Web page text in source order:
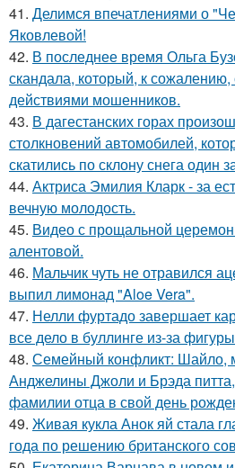
41. Делимся впечатлениями о
Яковлевой!
42. В последнее время Ольга
скандала, который, к сожалению,
действиями мошенников.
43. В дагестанских горах
столкновений автомобилей,
скатились по склону снега один
44. Актриса Эмилия Кларк - за
вечную молодость.
45. Видео с прощальной
алентовой.
46. Мальчик чуть не отравился
выпил лимонад "Aloe Vera".
47. Нелли фуртадо завершает
все дело в буллинге из-за
48. Семейный конфликт: Шайло,
Анджелины Джоли и Брэда питта,
фамилии отца в свой день
49. Живая кукла Анок яй стала
года по решению британского